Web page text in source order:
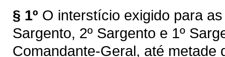
§ 1º O interstício exigido para
Sargento, 2º Sargento e 1º
Comandante-Geral, até metade